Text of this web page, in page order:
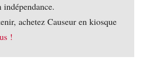
indépendance.
achetez Causeur en kiosque
!